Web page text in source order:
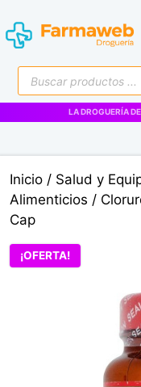
al
contenido
Búsqueda
de
productos
Inicio / Salud y
Alimenticios /
Cap
¡OFERTA!